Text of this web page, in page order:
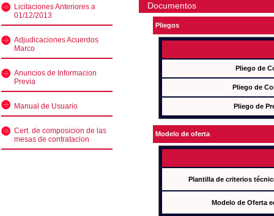
Licitaciones Anteriores a
01/12/2013
Adjudicaciones Acuerdos
Marco
Anuncios de Informacion
Previa
Manual de Usuario
Cert. de composicion de las
mesas de contratacion
Documentos
Pliegos
Pliego de
Pliego de
Pliego de
Modelo de oferta
Plantilla de criterios
Modelo de Oferta